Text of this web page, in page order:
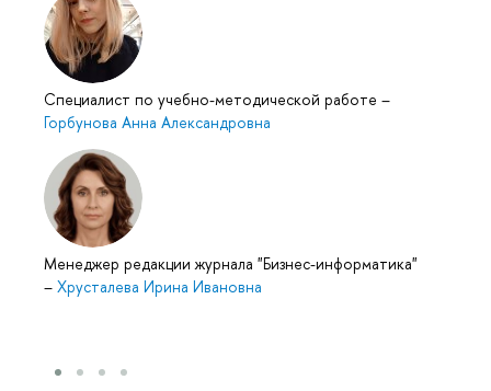
Специалист по учебно-методической работе –
Горбунова Анна Александровна
Менеджер редакции журнала "Бизнес-информатика"
– Хрусталева Ирина Ивановна